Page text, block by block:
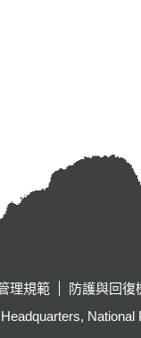
理規範 防護與回復